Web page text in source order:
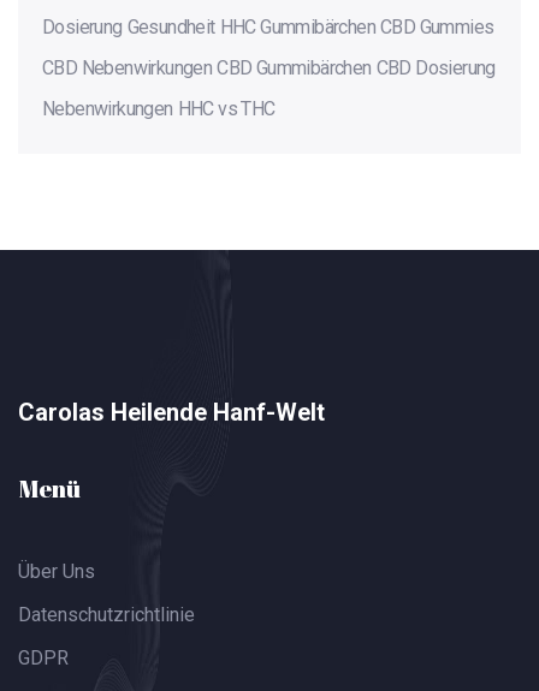
Dosierung Gesundheit HHC Gummibärchen CBD Gummies
CBD Nebenwirkungen CBD Gummibärchen CBD Dosierung
Nebenwirkungen HHC vs THC
Carolas Heilende Hanf-Welt
Menü
Über Uns
Datenschutzrichtlinie
GDPR